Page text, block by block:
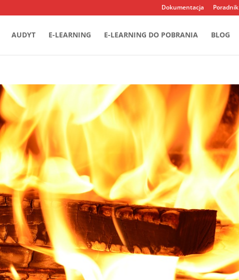
Dokumentacja Poradnik
AUDYT E-LEARNING E-LEARNING DO POBRANIA BLOG